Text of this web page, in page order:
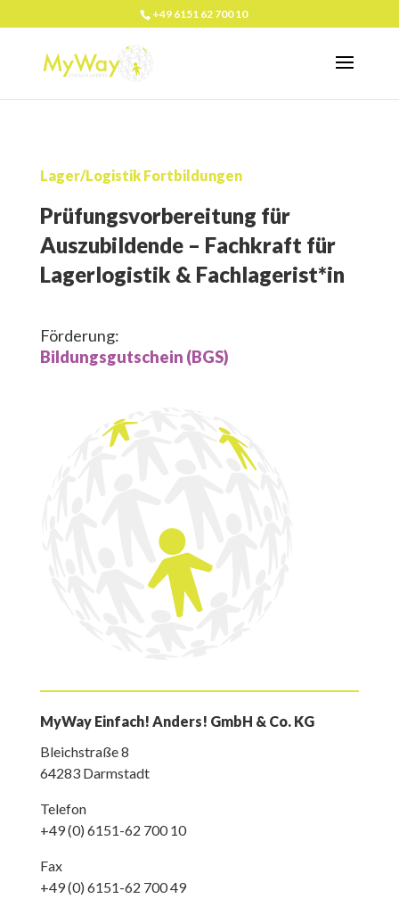
+49 6151 62 700 10
Lager/Logistik Fortbildungen
Prüfungsvorbereitung für
Auszubildende – Fachkraft für
Lagerlogistik & Fachlagerist*in
Förderung:
Bildungsgutschein (BGS)
MyWay Einfach! Anders! GmbH & Co. KG
Bleichstraße 8
64283 Darmstadt
Telefon
+49 (0) 6151-62 700 10
Fax
+49 (0) 6151-62 700 49